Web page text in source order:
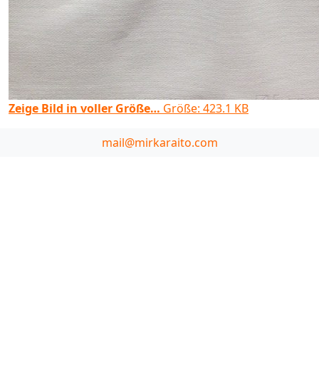
Zeige Bild in voller Größe… Größe: 423.1 KB
mail@mirkaraito.com